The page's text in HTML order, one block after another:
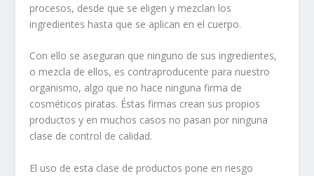
procesos, desde que se eligen y mezclan los
ingredientes hasta que se aplican en el cuerpo.
Con ello se aseguran que ninguno de sus ingredientes,
o mezcla de ellos, es contraproducente para nuestro
organismo, algo que no hace ninguna firma de
cosméticos piratas. Éstas firmas crean sus propios
productos y en muchos casos no pasan por ninguna
clase de control de calidad.
El uso de esta clase de productos pone en riesgo